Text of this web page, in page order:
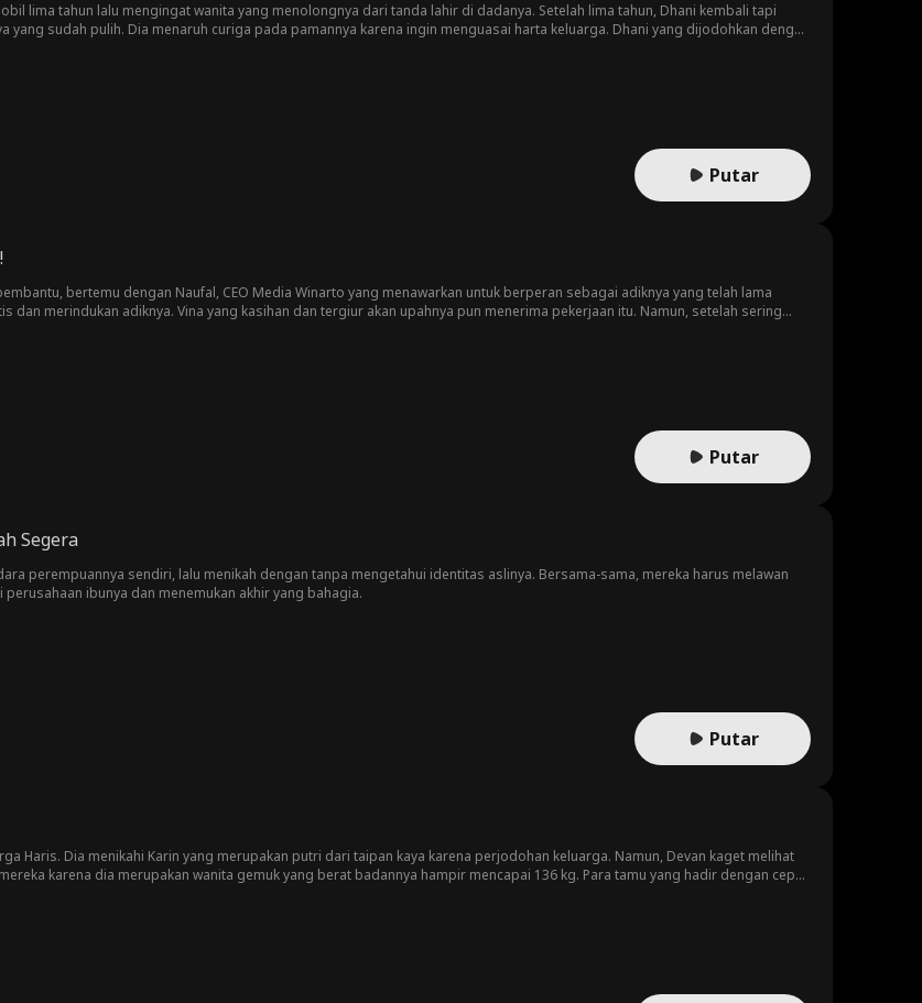
lima tahun lalu mengingat wanita yang menolongnya dari tanda lahir di dadanya. Setelah lima tahun, Dhani kembali tapi
yang sudah pulih. Dia menaruh curiga pada pamannya karena ingin menguasai harta keluarga. Dhani yang dijodohkan dengan
Putar
bertemu dengan Naufal, CEO Media Winarto yang menawarkan untuk berperan sebagai adiknya yang telah lama
dan merindukan adiknya. Vina yang kasihan dan tergiur akan upahnya pun menerima pekerjaan itu. Namun, setelah sering
Putar
Segera
perempuannya sendiri, lalu menikah dengan tanpa mengetahui identitas aslinya. Bersama-sama, mereka harus melawan
ibunya dan menemukan akhir yang bahagia.
Putar
Haris. Dia menikahi Karin yang merupakan putri dari taipan kaya karena perjodohan keluarga. Namun, Devan kaget melihat
karena dia merupakan wanita gemuk yang berat badannya hampir mencapai 136 kg. Para tamu yang hadir dengan cepat